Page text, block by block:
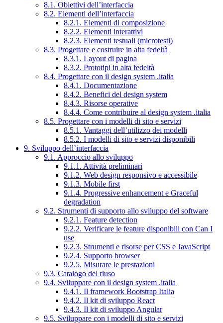
8.1. Obiettivi dell’interfaccia
8.2. Elementi dell’interfaccia
8.2.1. Elementi di composizione
8.2.2. Elementi interattivi
8.2.3. Elementi testuali (microtesti)
8.3. Progettare e costruire in alta fedeltà
8.3.1. Layout di pagina
8.3.2. Prototipi in alta fedeltà
8.4. Progettare con il design system .italia
8.4.1. Documentazione
8.4.2. Benefici del design system
8.4.3. Risorse operative
8.4.4. Come contribuire al design system .italia
8.5. Progettare con i modelli di sito e servizi
8.5.1. Vantaggi dell’utilizzo dei modelli
8.5.2. I modelli di sito e servizi disponibili
9. Sviluppo dell’interfaccia
9.1. Approccio allo sviluppo
9.1.1. Attività preliminari
9.1.2. Web design responsivo e accessibile
9.1.3. Mobile first
9.1.4. Progressive enhancement e Graceful
degradation
9.2. Strumenti di supporto allo sviluppo del software
9.2.1. Feature detection
9.2.2. Verificare le feature disponibili con Can I
use
9.2.3. Strumenti e risorse per CSS e JavaScript
9.2.4. Supporto browser
9.2.5. Misurare le prestazioni
9.3. Catalogo del riuso
9.4. Sviluppare con il design system .italia
9.4.1. Il framework Bootstrap Italia
9.4.2. Il kit di sviluppo React
9.4.3. Il kit di sviluppo Angular
9.5. Sviluppare con i modelli di sito e servizi